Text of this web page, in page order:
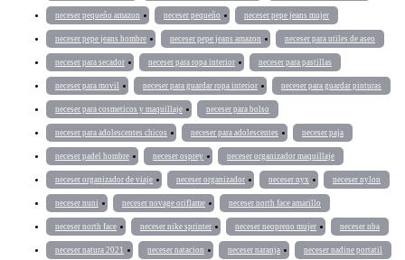
neceser pequeño amazon neceser pequeño neceser pepe jeans mujer
neceser pepe jeans hombre neceser pepe jeans amazon neceser para utiles de aseo
neceser para secador neceser para ropa interior neceser para pastillas
neceser para movil neceser para guardar ropa interior neceser para guardar pinturas
neceser para cosmeticos y maquillaje neceser para bolso
neceser para adolescentes chicos neceser para adolescentes neceser paja
neceser padel hombre neceser osprey neceser organizador maquillaje
neceser organizador de viaje neceser organizador neceser nyx neceser nylon
neceser nuni neceser novage oriflame neceser north face amarillo
neceser north face neceser nike sprinter neceser neopreno mujer neceser nba
neceser natura 2021 neceser natacion neceser naranja neceser nadine portatil